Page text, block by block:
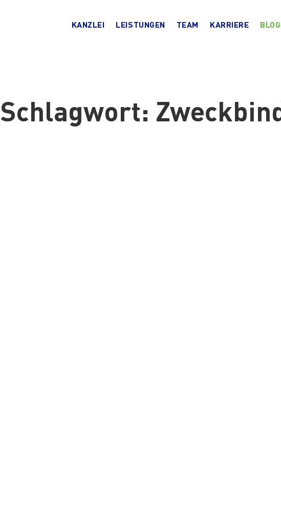
KANZLEI LEISTUNGEN TEAM KARRIERE BLOG
Schlagwort: